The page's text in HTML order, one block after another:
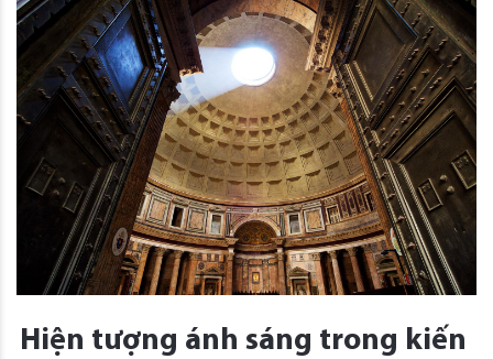
Hiện tượng ánh sáng trong kiến ​​